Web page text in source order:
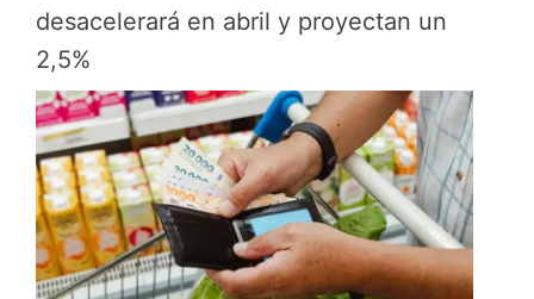
desacelerará en abril y proyectan un
2,5%